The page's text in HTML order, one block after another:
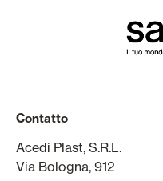
Contatto
Acedi Plast, S.R.L.
Via Bologna, 912